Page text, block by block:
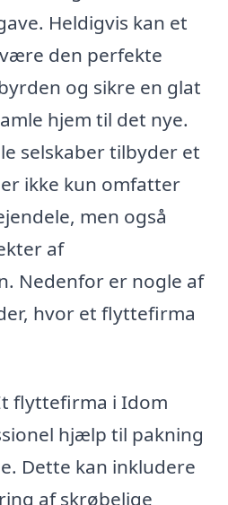
Heldigvis kan et
den perfekte
og sikre en glat
hjem til det nye.
selskaber tilbyder et
ikke kun omfatter
men også
af
Nedenfor er nogle af
hvor et flyttefirma
flyttefirma i Idom
hjælp til pakning
Dette kan inkludere
af skrøbelige